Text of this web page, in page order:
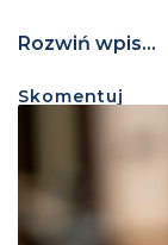
Rozwiń wpis...
Skomentuj